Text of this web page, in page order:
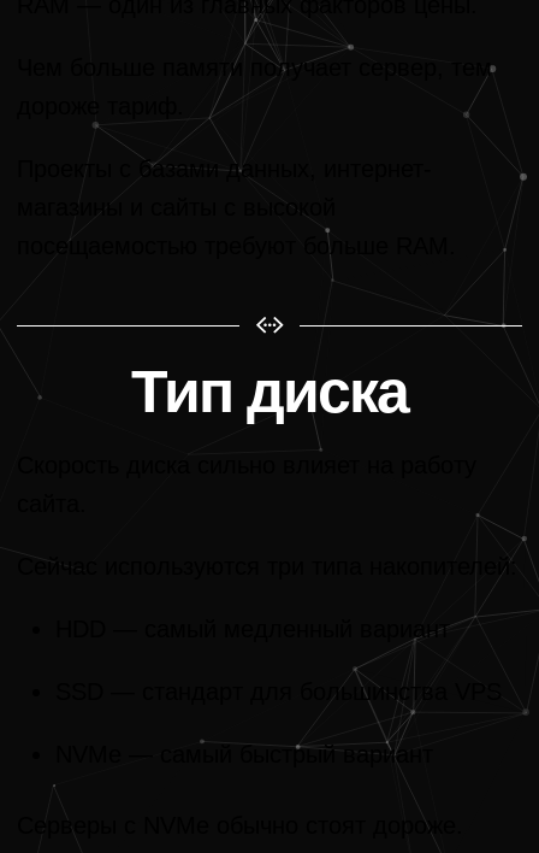
Чем больше памяти получает сервер, тем
Проекты с базами данных, интернет-
магазины и сайты с высокой
посещаемостью требуют больше RAM.
Тип диска
Сейчас используются три типа накопителей:
HDD — самый медленный вариант
SSD — стандарт для большинства VPS
NVMe — самый быстрый вариант
Серверы с NVMe обычно стоят дороже.